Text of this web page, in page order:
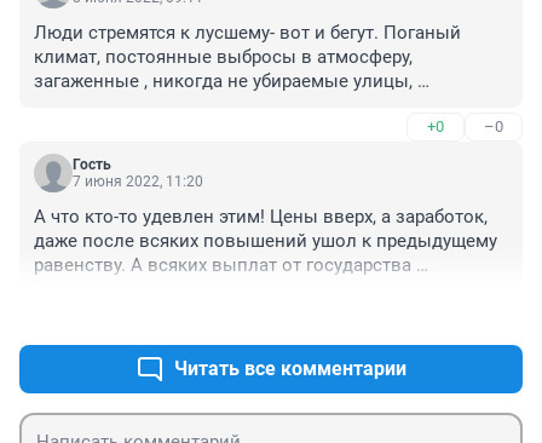
Люди стремятся к лусшему- вот и бегут. Поганый
климат, постоянные выбросы в атмосферу,
загаженные , никогда не убираемые улицы,
+0 –0
Гость
7 июня 2022, 11:20
А что кто-то удевлен этим! Цены вверх, а заработок,
даже после всяких повышений ушол к предыдущему
равенству. А всяких выплат от государства
Читать все комментарии